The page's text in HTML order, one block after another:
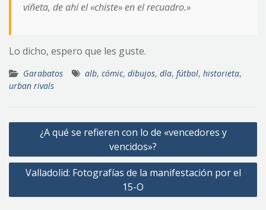
viñeta, de ahí el «chiste» en el recuadro.»
Lo dicho, espero que les guste.
Garabatos alb, cómic, dibujos, dla, fútbol, historieta,
urban rivals
Navegación
entradas
¿A qué se refieren con lo de «vencedores y
vencidos»?
Valladolid: Fotografías de la manifestación por el
15-O